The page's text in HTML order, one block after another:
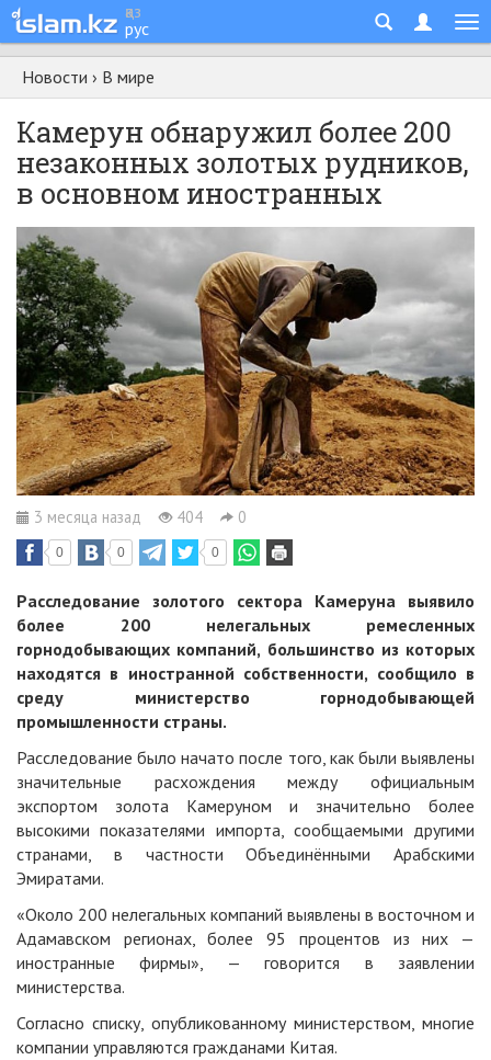
қаз
рус
Новости › В мире
Камерун обнаружил более 200
незаконных золотых рудников,
в основном иностранных
3 месяца назад 404 0
0 0 0
Расследование золотого сектора Камеруна выявило
более 200 нелегальных ремесленных
горнодобывающих компаний, большинство из которых
находятся в иностранной собственности, сообщило в
среду министерство горнодобывающей
промышленности страны.
Расследование было начато после того, как были выявлены
значительные расхождения между официальным
экспортом золота Камеруном и значительно более
высокими показателями импорта, сообщаемыми другими
странами, в частности Объединёнными Арабскими
Эмиратами.
«Около 200 нелегальных компаний выявлены в восточном и
Адамавском регионах, более 95 процентов из них —
иностранные фирмы», — говорится в заявлении
министерства.
Согласно списку, опубликованному министерством, многие
компании управляются гражданами Китая.